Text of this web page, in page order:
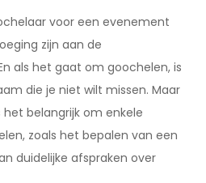
voor een evenement
zijn aan de
als het gaat om goochelen, is
die je niet wilt missen. Maar
belangrijk om enkele
zoals het bepalen van een
duidelijke afspraken over